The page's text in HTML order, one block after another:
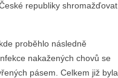
republiky shromažďovat
proběhlo následně
nakažených chovů se
pásem. Celkem již byla